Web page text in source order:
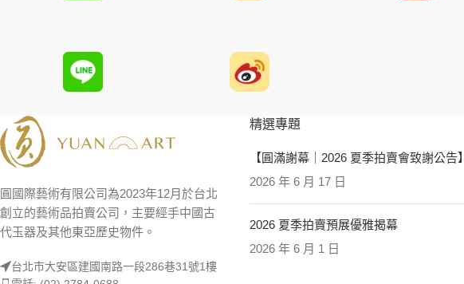
圓國際藝術有限公司為2023年12月於台北
創立的藝術品拍賣公司，主要經手中國古
代玉器及其他東亞歷史物件。
台北市大安區建國南路一段286巷31號1樓
精選專題
【圓滿謝幕｜2026 夏季拍賣會致謝公告】
2026 年 6 月 17 日
2026 夏季拍賣預展優雅揭幕
2026 年 6 月 1 日